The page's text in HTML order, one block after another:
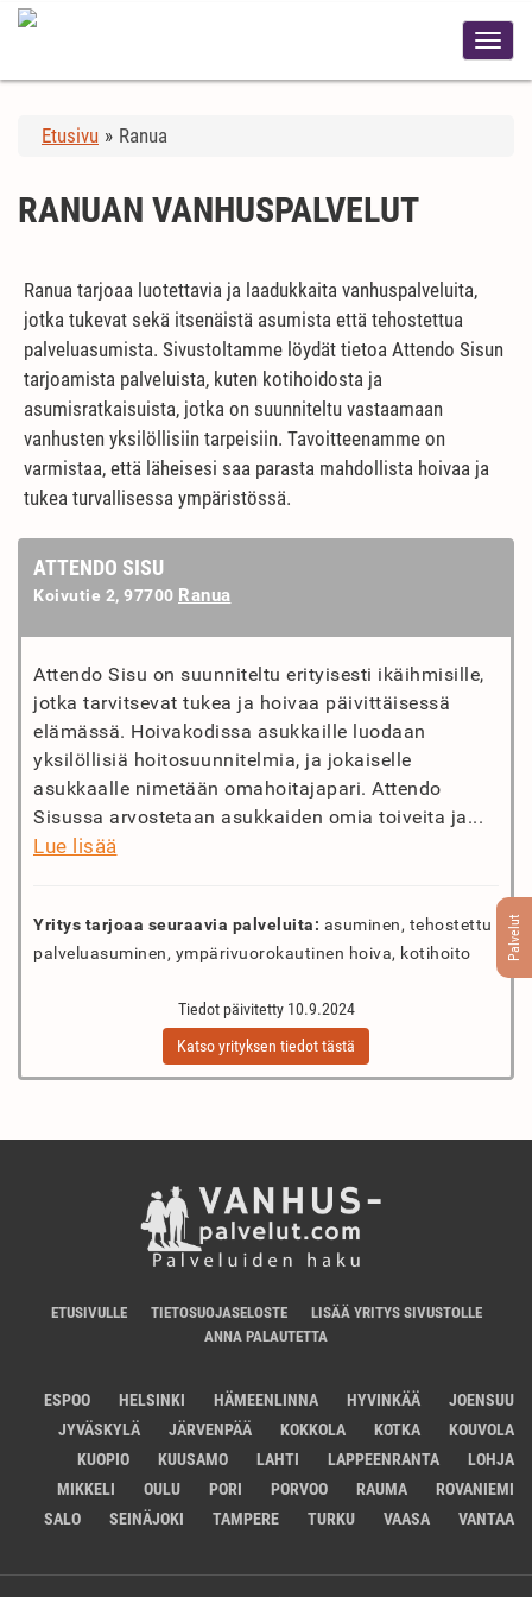
Etusivu » Ranua
Palvelut
RANUAN VANHUSPALVELUT
Ranua tarjoaa luotettavia ja laadukkaita vanhuspalveluita,
jotka tukevat sekä itsenäistä asumista että tehostettua
palveluasumista. Sivustoltamme löydät tietoa Attendo Sisun
tarjoamista palveluista, kuten kotihoidosta ja
asumisratkaisuista, jotka on suunniteltu vastaamaan
vanhusten yksilöllisiin tarpeisiin. Tavoitteenamme on
varmistaa, että läheisesi saa parasta mahdollista hoivaa ja
tukea turvallisessa ympäristössä.
ATTENDO SISU
Koivutie 2, 97700 Ranua
Attendo Sisu on suunniteltu erityisesti ikäihmisille,
jotka tarvitsevat tukea ja hoivaa päivittäisessä
elämässä. Hoivakodissa asukkaille luodaan
yksilöllisiä hoitosuunnitelmia, ja jokaiselle
asukkaalle nimetään omahoitajapari. Attendo
Sisussa arvostetaan asukkaiden omia toiveita ja...
Lue lisää
Yritys tarjoaa seuraavia palveluita: asuminen, tehostettu
palveluasuminen, ympärivuorokautinen hoiva, kotihoito
Tiedot päivitetty 10.9.2024
Katso yrityksen tiedot tästä
ETUSIVULLE TIETOSUOJASELOSTE
LISÄÄ YRITYS SIVUSTOLLE
ANNA PALAUTETTA
ESPOO HELSINKI HÄMEENLINNA HYVINKÄÄ
JOENSUU
JYVÄSKYLÄ
JÄRVENPÄÄ KOKKOLA KOTKA
KOUVOLA
KUOPIO
KUUSAMO LAHTI LAPPEENRANTA
LOHJA
MIKKELI
OULU PORI PORVOO RAUMA
ROVANIEMI
SALO
SEINÄJOKI TAMPERE TURKU VAASA VANTAA